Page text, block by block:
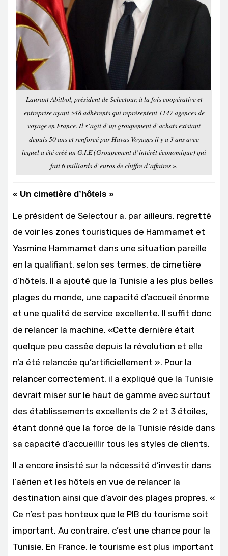
Laurant Abitbol, président de Selectour, à la fois coopérative et
entreprise ayant 548 adhérents qui représentent 1147 agences de
voyage en France. Il s’agit d’un groupement d’achats existant
depuis 50 ans et renforcé par Havas Voyages il y a 3 ans avec
lequel a été créé un G.I.E (Groupement d’intérêt économique) qui
fait 6 milliards d’euros de chiffre d’affaires ».
« Un cimetière d’hôtels »
Le président de Selectour a, par ailleurs, regretté
de voir les zones touristiques de Hammamet et
Yasmine Hammamet dans une situation pareille
en la qualifiant, selon ses termes, de cimetière
d’hôtels. Il a ajouté que la Tunisie a les plus belles
plages du monde, une capacité d’accueil énorme
et une qualité de service excellente. Il suffit donc
de relancer la machine. «Cette dernière était
quelque peu cassée depuis la révolution et elle
n’a été relancée qu’artificiellement ». Pour la
relancer correctement, il a expliqué que la Tunisie
devrait miser sur le haut de gamme avec surtout
des établissements excellents de 2 et 3 étoiles,
étant donné que la force de la Tunisie réside dans
sa capacité d’accueillir tous les styles de clients.
Il a encore insisté sur la nécessité d’investir dans
l’aérien et les hôtels en vue de relancer la
destination ainsi que d’avoir des plages propres. «
Ce n’est pas honteux que le PIB du tourisme soit
important. Au contraire, c’est une chance pour la
Tunisie. En France, le tourisme est plus important